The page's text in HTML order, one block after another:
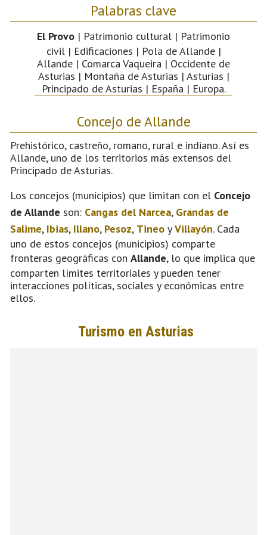
Palabras clave
El Provo | Patrimonio cultural | Patrimonio
civil | Edificaciones | Pola de Allande |
Allande | Comarca Vaqueira | Occidente de
Asturias | Montaña de Asturias | Asturias |
Principado de Asturias | España | Europa.
Concejo de Allande
Prehistórico, castreño, romano, rural e indiano. Así es
Allande, uno de los territorios más extensos del
Principado de Asturias.
Los concejos (municipios) que limitan con el Concejo
de Allande son: Cangas del Narcea, Grandas de
Salime, Ibias, Illano, Pesoz, Tineo yVillayón. Cada
uno de estos concejos (municipios) comparte
fronteras geográficas con Allande, lo que implica que
comparten límites territoriales y pueden tener
interacciones políticas, sociales y económicas entre
ellos.